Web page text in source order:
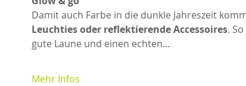
Damit auch Farbe in die dunkle Jahreszeit
Leuchties oder reflektierende Accessoires.
gute Laune und einen echten…
Mehr Infos